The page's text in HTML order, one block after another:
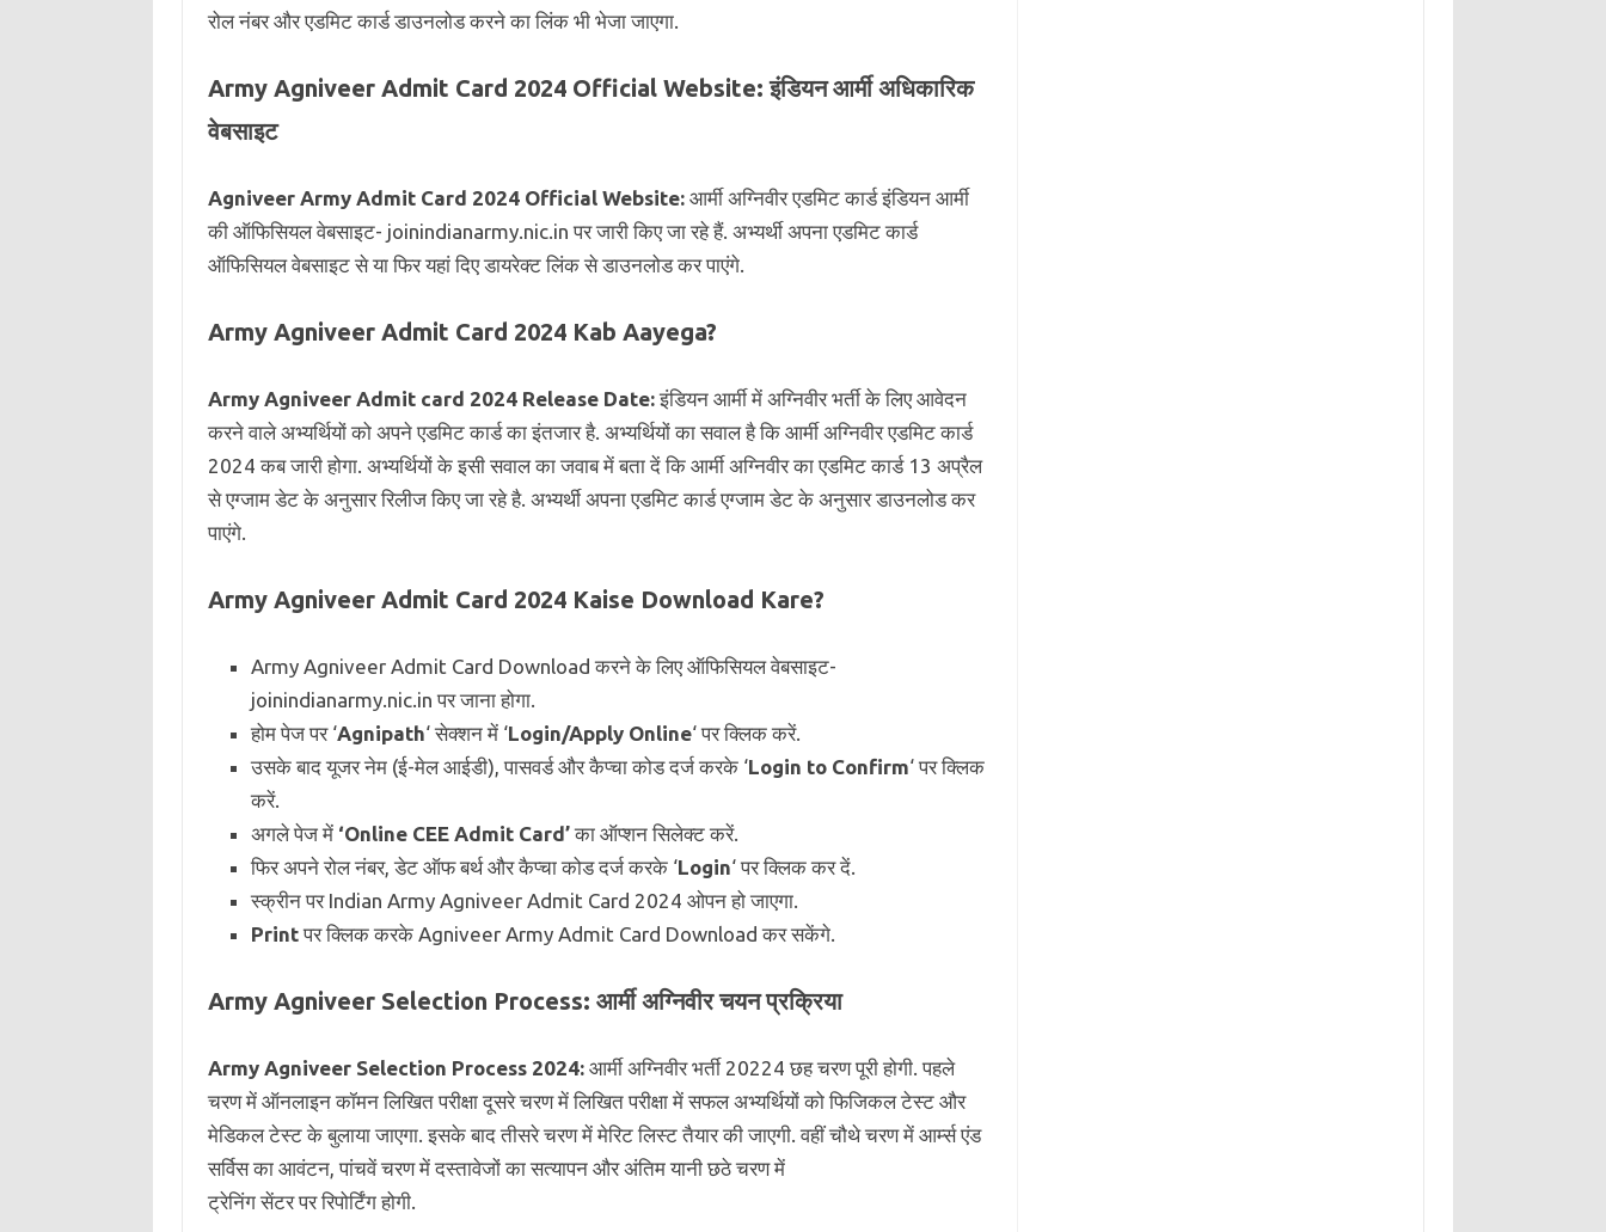
रोल नंबर और एडमिट कार्ड डाउनलोड करने का लिंक भी भेजा जाएगा.
Army Agniveer Admit Card 2024 Official Website: इंडियन आर्मी अधिकारिक
वेबसाइट
Agniveer Army Admit Card 2024 Official Website:आर्मी अग्निवीर एडमिट कार्ड इंडियन आर्मी
की ऑफिसियल वेबसाइट- joinindianarmy.nic.in पर जारी किए जा रहे हैं. अभ्यर्थी अपना एडमिट कार्ड
ऑफिसियल वेबसाइट से या फिर यहां दिए डायरेक्ट लिंक से डाउनलोड कर पाएंगे.
Army Agniveer Admit Card 2024 Kab Aayega?
Army Agniveer Admit card 2024 Release Date:इंडियन आर्मी में अग्निवीर भर्ती के लिए आवेदन
करने वाले अभ्यर्थियों को अपने एडमिट कार्ड का इंतजार है. अभ्यर्थियों का सवाल है कि आर्मी अग्निवीर एडमिट कार्ड
2024 कब जारी होगा. अभ्यर्थियों के इसी सवाल का जवाब में बता दें कि आर्मी अग्निवीर का एडमिट कार्ड 13 अप्रैल
से एग्जाम डेट के अनुसार रिलीज किए जा रहे है. अभ्यर्थी अपना एडमिट कार्ड एग्जाम डेट के अनुसार डाउनलोड कर
पाएंगे.
Army Agniveer Admit Card 2024 Kaise Download Kare?
Army Agniveer Admit Card Download करने के लिए ऑफिसियल वेबसाइट-
joinindianarmy.nic.in पर जाना होगा.
होम पेज पर ‘Agnipath‘ सेक्शन में ‘Login/Apply Online‘ पर क्लिक करें.
उसके बाद यूजर नेम (ई-मेल आईडी), पासवर्ड और कैप्चा कोड दर्ज करके ‘Login to Confirm‘ पर क्लिक
करें.
अगले पेज में ‘Online CEE Admit Card’का ऑप्शन सिलेक्ट करें.
फिर अपने रोल नंबर, डेट ऑफ बर्थ और कैप्चा कोड दर्ज करके ‘Login‘ पर क्लिक कर दें.
स्क्रीन पर Indian Army Agniveer Admit Card 2024 ओपन हो जाएगा.
Printपर क्लिक करके Agniveer Army Admit Card Download कर सकेंगे.
Army Agniveer Selection Process: आर्मी अग्निवीर चयन प्रक्रिया
Army Agniveer Selection Process 2024: आर्मी अग्निवीर भर्ती 20224 छह चरण पूरी होगी. पहले
चरण में ऑनलाइन कॉमन लिखित परीक्षा दूसरे चरण में लिखित परीक्षा में सफल अभ्यर्थियों को फिजिकल टेस्ट और
मेडिकल टेस्ट के बुलाया जाएगा. इसके बाद तीसरे चरण में मेरिट लिस्ट तैयार की जाएगी. वहीं चौथे चरण में आर्म्स एंड
सर्विस का आवंटन, पांचवें चरण में दस्तावेजों का सत्यापन और अंतिम यानी छठे चरण में
ट्रेनिंग सेंटर पर रिपोर्टिंग होगी.